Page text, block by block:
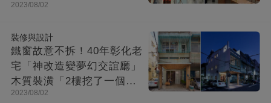
一進屋就療愈了
2023/08/02
裝修與設計
鐵窗故意不拆！40年彰化老
宅「神改造變夢幻交誼廳」
木質裝潢「2樓挖了一個大
洞」走上樓美翻
2023/08/02